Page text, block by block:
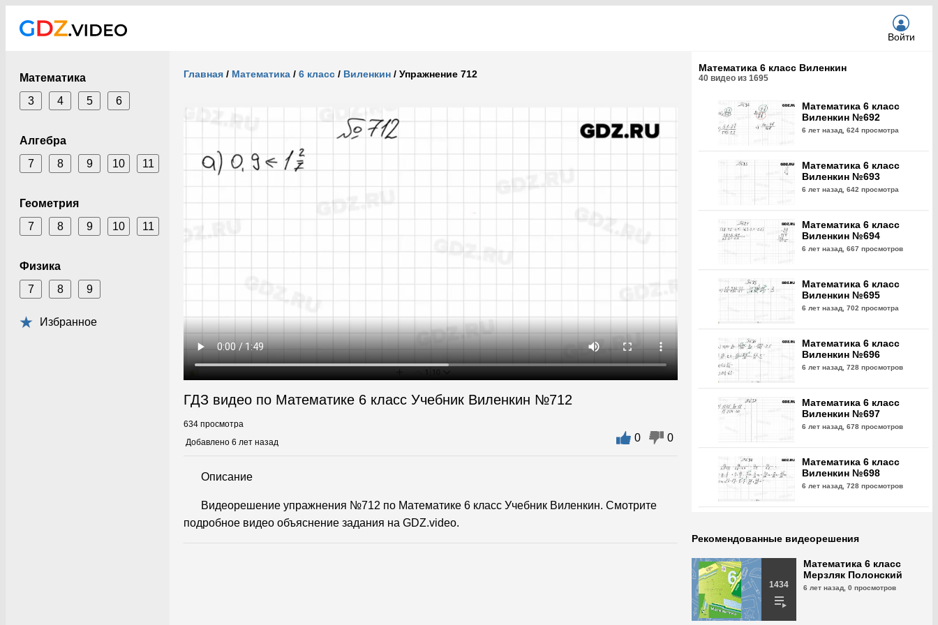
Войти
Математика
3
4 5 6
Алгебра
7
8 9 10 11
Геометрия
7
8 9 10 11
Физика
7
8 9
Избранное
Главная / Математика / 6 класс / Виленкин / Упражнение 712
ГДЗ видео по Математике 6 класс Учебник Виленкин №712
634 просмотра
Добавлено 6 лет назад
0 0
Описание
Видеорешение упражнения №712 по Математике 6 класс Учебник Виленкин. Смотрите
подробное видео объяснение задания на GDZ.video.
Математика 6 класс Виленкин
40 видео из 1695
Математика 6 класс
Виленкин №692
6 лет назад, 624 просмотра
Математика 6 класс
Виленкин №693
6 лет назад, 642 просмотра
Математика 6 класс
Виленкин №694
6 лет назад, 667 просмотров
Математика 6 класс
Виленкин №695
6 лет назад, 702 просмотра
Математика 6 класс
Виленкин №696
6 лет назад, 728 просмотров
Математика 6 класс
Виленкин №697
6 лет назад, 678 просмотров
Математика 6 класс
Виленкин №698
6 лет назад, 728 просмотров
6 лет назад,
Математика 6 класс
Виленкин №700
Рекомендованные видеорешения
1434
Математика 6 класс
Мерзляк Полонский
6 лет назад, 0 просмотров